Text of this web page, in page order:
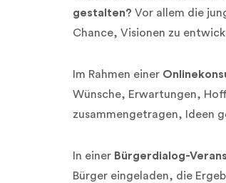
gestalten? Vor allem die
Chance, Visionen zu
Im Rahmen einer
Wünsche, Erwartungen,
zusammengetragen, Ideen
In einer Bürgerdialog-
Bürger eingeladen, die